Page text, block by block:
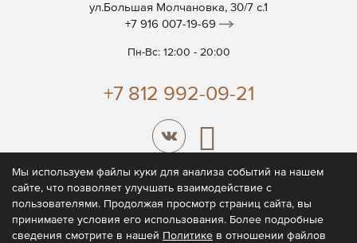
ул.Большая Молчановка, 30/7 c.1
+7 916 007-19-69
Пн-Вс: 12:00 - 20:00
+7 812 992-09-21
Политика конфиденциальности
Мы используем файлы куки для анализа событий на нашем
сайте, что позволяет улучшать взаимодействие с
пользователями. Продолжая просмотр страниц сайта, вы
принимаете условия его использования. Более подробные
сведения смотрите в нашей Политике в отношении файлов